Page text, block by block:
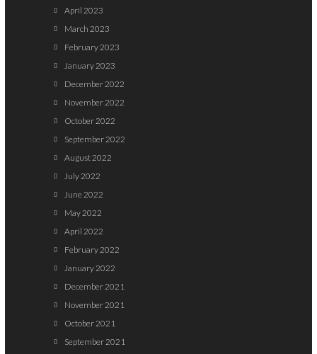
April 2023
March 2023
February 2023
January 2023
December 2022
November 2022
October 2022
September 2022
August 2022
July 2022
June 2022
May 2022
April 2022
February 2022
January 2022
December 2021
November 2021
October 2021
September 2021